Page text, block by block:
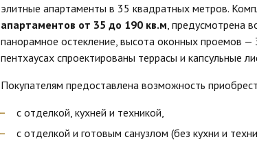
элитные апартаменты в 35 квадратных метров.
апартаментов от 35 до 190 кв.м, предусмотрена
панорамное остекление, высота оконных проемов
пентхаусах спроектированы террасы и капсульные
Покупателям предоставлена возможность
с отделкой, кухней и техникой,
с отделкой и готовым санузлом (без кухни и